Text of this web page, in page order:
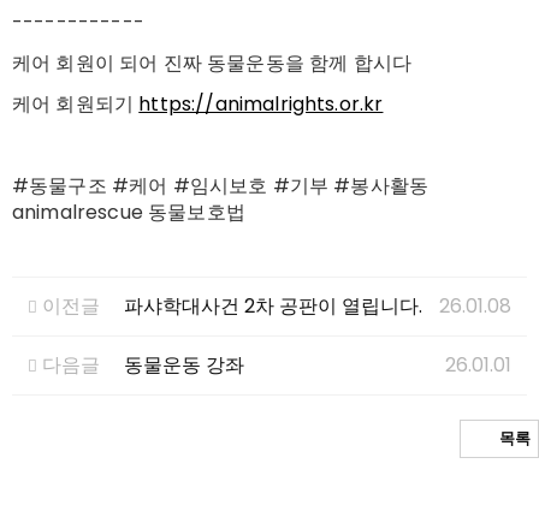
------------
케어 회원이 되어 진짜 동물운동을 함께 합시다
케어 회원되기 https://animalrights.or.kr
#동물구조 #케어 #임시보호 #기부 #봉사활동
animalrescue 동물보호법
이전글 파샤학대사건 2차 공판이 열립니다. 26.01.08
다음글 동물운동 강좌 26.01.01
목록